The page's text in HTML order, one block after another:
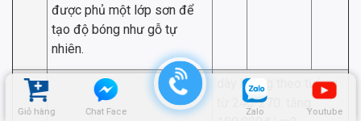
Giỏ hàng Chat Face Zalo Youtube
được phủ một lớp sơn để
tạo độ bóng như gỗ tự
nhiên.
dày khung theo tường
từ 240-270: tăng